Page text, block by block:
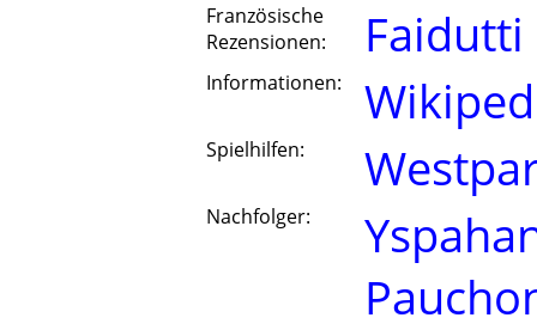
Französische
Rezensionen:
Faidutti
Informationen:
Spielhilfen:
Nachfolger: